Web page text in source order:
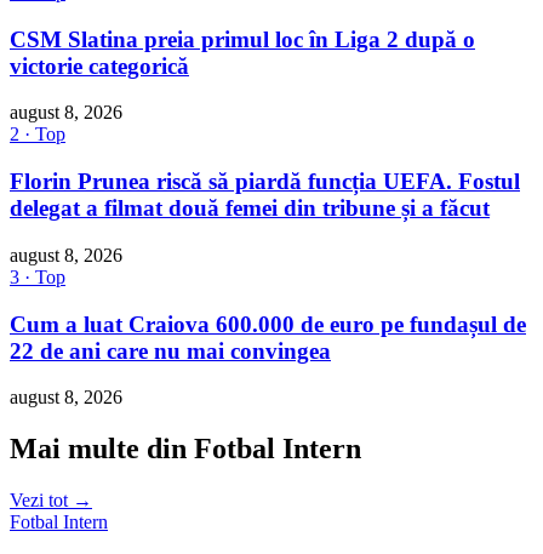
CSM Slatina preia primul loc în Liga 2 după o
victorie categorică
august 8, 2026
2 · Top
Florin Prunea riscă să piardă funcția UEFA. Fostul
delegat a filmat două femei din tribune și a făcut
august 8, 2026
3 · Top
Cum a luat Craiova 600.000 de euro pe fundașul de
22 de ani care nu mai convingea
august 8, 2026
Mai multe din Fotbal Intern
Vezi tot →
Fotbal Intern